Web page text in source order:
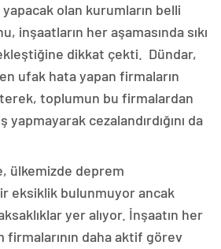
olan kurumların belli
inşaatların her aşamasında sıkı
dikkat çekti. Dündar,
ufak hata yapan firmaların
toplumun bu firmalardan
cezalandırdığını da
ülkemizde deprem
eksiklik bulunmuyor ancak
yer alıyor. İnşaatın her
firmalarının daha aktif görev